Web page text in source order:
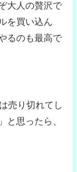
大人の贅沢で
を買い込ん
るのも最高で
売り切れてし
と思ったら、